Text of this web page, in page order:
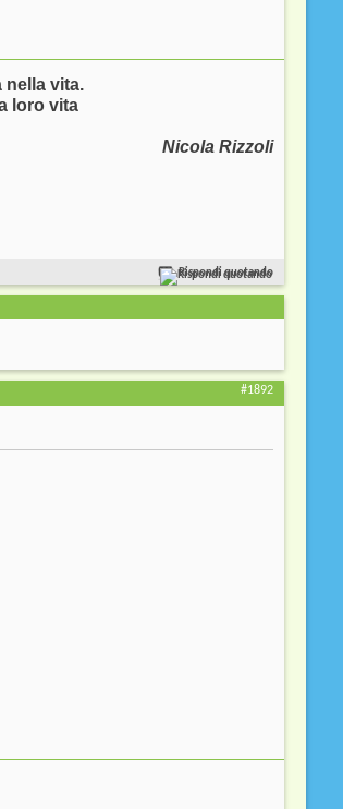
nella vita.
loro vita
Nicola Rizzoli
Rispondi quotando
#1892